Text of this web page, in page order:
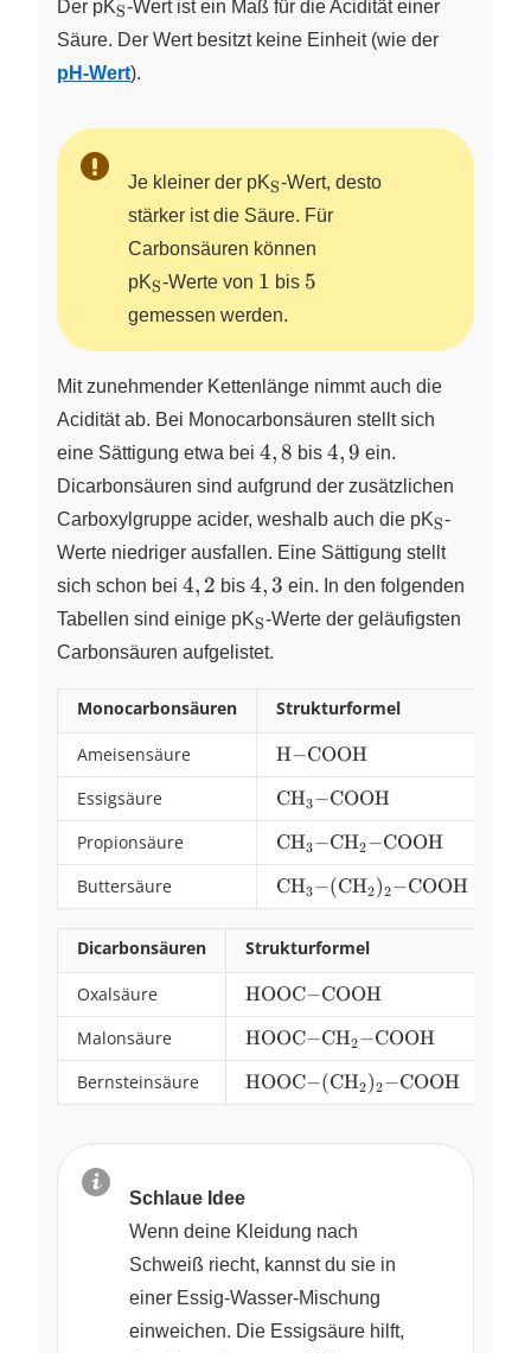
Der pKX
S-Wert ist ein Maß für die Acidität einer
Säure. Der Wert besitzt keine Einheit (wie der
pH-Wert).
Je kleiner der pK\ce{_S}
X
S-Wert, desto
stärker ist die Säure. Für
Carbonsäuren können
pK\ce{_S}
X
S-Werte von 1
1 bis 5
5
gemessen werden.
Mit zunehmender Kettenlänge nimmt auch die
Acidität ab. Bei Monocarbonsäuren stellt sich
eine Sättigung etwa bei 4,8
4,8 bis4,9
4, 9 ein.
Dicarbonsäuren sind aufgrund der zusätzlichen
Carboxylgruppe acider, weshalb auch die pK\ce{_S}
X
S-
Werte niedriger ausfallen. Eine Sättigung stellt
sich schon bei 4,2
4, 2 bis4,3
4, 3 ein. In den folgenden
Tabellen sind einige pK\ce{_S}
X
S-Werte der geläufigsten
Carbonsäuren aufgelistet.
Monocarbonsäuren Strukturformel
Ameisensäure
\ce{H-
COOH}
H−COOH
Essigsäure
\ce{CH_3-
COOH}
CHX
3−COOH
Propionsäure
\ce{CH_3-
CH_2-
COOH}
CHX
3−CHX
2−COOH
Buttersäure
\ce{CH_3-
(CH_2)_2-
CHX
3−(CHX
2)X
2−COOH
Dicarbonsäuren Strukturformel
Oxalsäure
\ce{HOOC-
COOH}
HOOC−COOH
Malonsäure
\ce{HOOC-
CH_2-
COOH}
HOOC−CHX
2−COOH
Bernsteinsäure
\ce{HOOC-
(CH_2)_2-
HOOC−(CHX
2)X
2−COOH
Schlaue Idee
Wenn deine Kleidung nach
Schweiß riecht, kannst du sie in
einer Essig-Wasser-Mischung
einweichen. Die Essigsäure hilft,